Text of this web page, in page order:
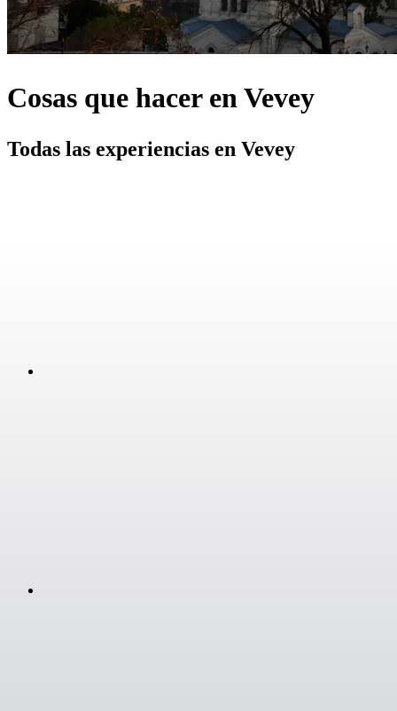
Cosas que hacer en Vevey
Todas las experiencias en Vevey